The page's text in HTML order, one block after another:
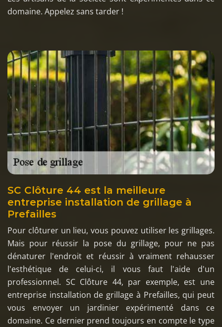
domaine. Appelez sans tarder !
SC Clôture 44 est la meilleure
entreprise installation de grillage à
Prefailles
Pour clôturer un lieu, vous pouvez utiliser les grillages.
Mais pour réussir la pose du grillage, pour ne pas
dénaturer l'endroit et réussir à vraiment rehausser
l'esthétique de celui-ci, il vous faut l'aide d'un
professionnel. SC Clôture 44, par exemple, est une
entreprise installation de grillage à Prefailles, qui peut
vous envoyer un jardinier expérimenté dans ce
domaine. Ce dernier prend toujours en compte le type